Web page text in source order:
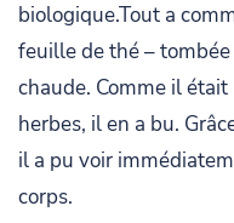
biologique.Tout a
feuille de thé – tombée
chaude. Comme il
herbes, il en a bu.
il a pu voir
corps.